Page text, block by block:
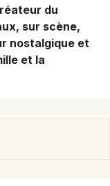
du
sur scène,
nostalgique et
et la